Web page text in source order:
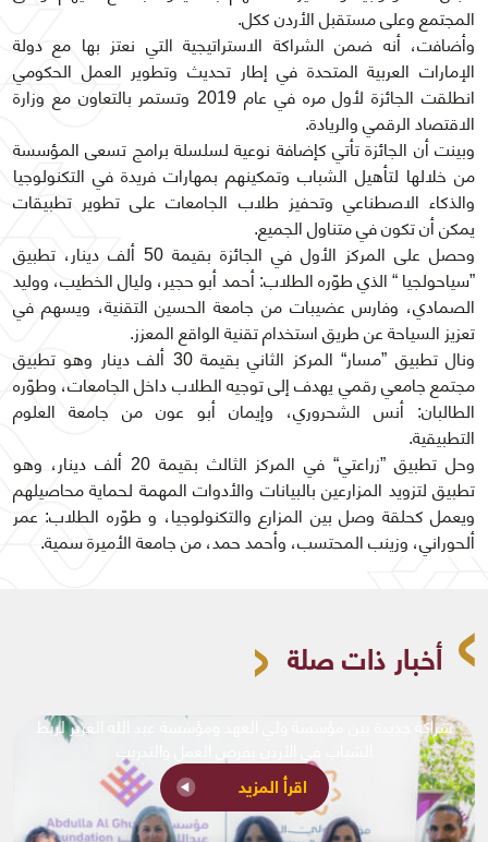
المجتمع وعلى مستقبل الأردن ككل.
وأضافت، أنه ضمن الشراكة الاستراتيجية التي نعتز بها مع دولة
الإمارات العربية المتحدة في إطار تحديث وتطوير العمل الحكومي
انطلقت الجائزة لأول مره في عام 2019 وتستمر بالتعاون مع وزارة
الاقتصاد الرقمي والريادة.
وبينت أن الجائزة تأتي كإضافة نوعية لسلسلة برامج تسعى المؤسسة
من خلالها لتأهيل الشباب وتمكينهم بمهارات فريدة في التكنولوجيا
والذكاء الاصطناعي وتحفيز طلاب الجامعات على تطوير تطبيقات
يمكن أن تكون في متناول الجميع.
وحصل على المركز الأول في الجائزة بقيمة 50 ألف دينار، تطبيق
”سياحولجيا “ الذي طوّره الطلاب: أحمد أبو حجير، وليال الخطيب، ووليد
الصمادي، وفارس عضيبات من جامعة الحسين التقنية، ويسهم في
تعزيز السياحة عن طريق استخدام تقنية الواقع المعزز.
ونال تطبيق ”مسار“ المركز الثاني بقيمة 30 ألف دينار وهو تطبيق
مجتمع جامعي رقمي يهدف إلى توجيه الطلاب داخل الجامعات، وطوّره
الطالبان: أنس الشحروري، وإيمان أبو عون من جامعة العلوم
التطبيقية.
وحل تطبيق ”زراعتي“ في المركز الثالث بقيمة 20 ألف دينار، وهو
تطبيق لتزويد المزارعين بالبيانات والأدوات المهمة لحماية محاصيلهم
ويعمل كحلقة وصل بين المزارع والتكنولوجيا، و طوّره الطلاب: عمر
ألحوراني، وزينب المحتسب، وأحمد حمد، من جامعة الأميرة سمية.
أخبار ذات صلة
الله الغرير لربط
مؤسسة ولي العهد تختتم الدورة الثانية من
اقرأ المزيد